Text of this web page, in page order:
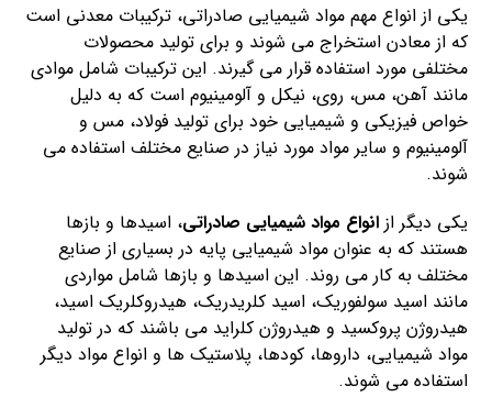
یکی از انواع مهم مواد شیمیایی صادراتی، ترکیبات معدنی است
که از معادن استخراج می شوند و برای تولید محصولات
مختلفی مورد استفاده قرار می گیرند. این ترکیبات شامل موادی
مانند آهن، مس، روی، نیکل و آلومینیوم است که به دلیل
خواص فیزیکی و شیمیایی خود برای تولید فولاد، مس و
آلومینیوم و سایر مواد مورد نیاز در صنایع مختلف استفاده می
شوند.
یکی دیگر ازانواع مواد شیمیایی صادراتی، اسیدها و بازها
هستند که به عنوان مواد شیمیایی پایه در بسیاری از صنایع
مختلف به کار می روند. این اسیدها و بازها شامل مواردی
مانند اسید سولفوریک، اسید کلریدریک، هیدروکلریک اسید،
هیدروژن پروکسید و هیدروژن کلراید می باشند که در تولید
مواد شیمیایی، داروها، کودها، پلاستیک ها و انواع مواد دیگر
استفاده می شوند.